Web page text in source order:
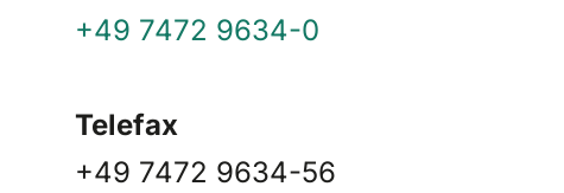
+49 7472 9634-0
Telefax
+49 7472 9634-56